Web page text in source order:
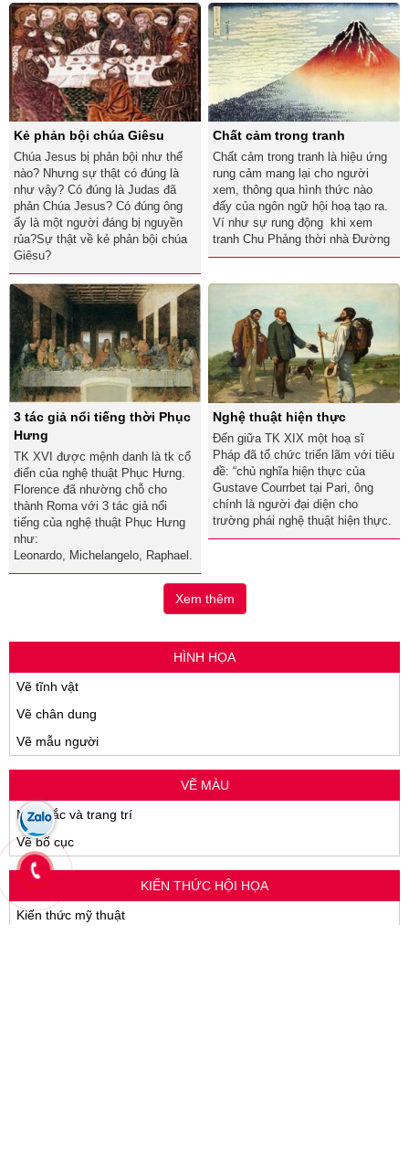
Kẻ phản bội chúa Giêsu
Chúa Jesus bị phản bội như thế
nào? Nhưng sự thật có đúng là
như vậy? Có đúng là Judas đã
phản Chúa Jesus? Có đúng ông
ấy là một người đáng bị nguyền
rủa?Sự thật về kẻ phản bội chúa
Giêsu?
Chất cảm trong tranh
Chất cảm trong tranh là hiệu ứng
rung cảm mang lại cho người
xem, thông qua hình thức nào
đấy của ngôn ngữ hội hoạ tạo ra.
Ví như sự rung động khi xem
tranh Chu Phảng thời nhà Đường
3 tác giả nổi tiếng thời Phục
Hưng
TK XVI được mệnh danh là tk cổ
điển của nghệ thuật Phục Hưng.
Florence đã nhường chỗ cho
thành Roma với 3 tác giả nổi
tiếng của nghệ thuật Phục Hưng
như:
Leonardo, Michelangelo, Raphael.
Nghệ thuật hiện thực
Đến giữa TK XIX một hoạ sĩ
Pháp đã tổ chức triển lãm với tiêu
đề: “chủ nghĩa hiện thực của
Gustave Courrbet tại Pari, ông
chính là người đại diện cho
trường phái nghệ thuật hiện thực.
Xem thêm
HÌNH HỌA
Vẽ tĩnh vật
Vẽ chân dung
Vẽ mẫu người
VẼ MÀU
Màu sắc và trang trí
Vẽ bố cục
KIẾN THỨC HỘI HỌA
Kiến thức mỹ thuật